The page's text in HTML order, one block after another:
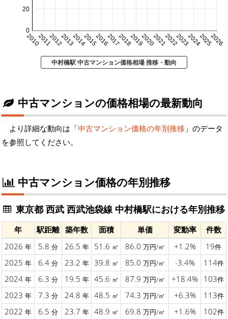
20102011201220132014201520162017201820192020202120222023202420252026
0
20
中村橋駅 中古マンション価格相場 推移・動向
中古マンションの価格相場の最新動向
より詳細な動向は「中古マンション価格の年別推移 」のデータ
を参照してください。
中古マンション価格の年別推移
東京都 西武 西武池袋線 中村橋駅における年別推移
年 駅距離 築年数 面積 単価 変動率
件数
2026 年 5.8 分 26.5 年 51.6 ㎡ 86.0 万円/㎡ +1.2% 19件
2025 年 6.4 分 23.2 年 39.8 ㎡ 85.0 万円/㎡ -3.4% 114件
2024 年 6.3 分 19.5 年 45.6 ㎡ 87.9 万円/㎡ +18.4% 103件
2023 年 7.3 分 24.8 年 48.5 ㎡ 74.3 万円/㎡ +6.3% 113件
2022 年 6.5 分 23.7 年 48.9 ㎡ 69.8 万円/㎡ +1.6% 102件